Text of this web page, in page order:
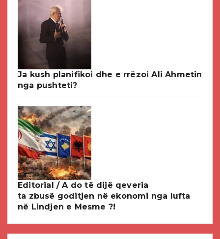
Ja kush planifikoi dhe e rrëzoi Ali Ahmetin
nga pushteti?
Editorial / A do të dijë qeveria
ta zbusë goditjen në ekonomi nga lufta
në Lindjen e Mesme ?!